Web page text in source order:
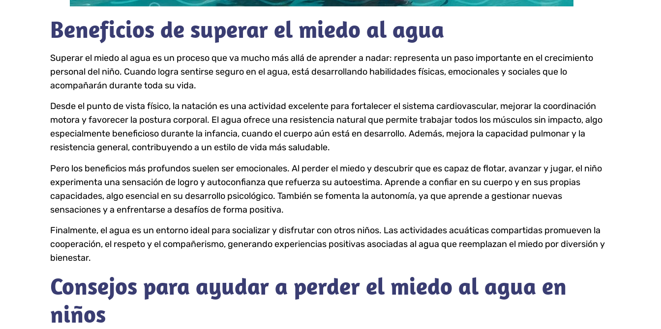
Beneficios de superar el miedo al agua
Superar el miedo al agua es un proceso que va mucho más allá de aprender a nadar: representa un paso importante en el crecimiento
personal del niño. Cuando logra sentirse seguro en el agua, está desarrollando habilidades físicas, emocionales y sociales que lo
acompañarán durante toda su vida.
Desde el punto de vista físico, la natación es una actividad excelente para fortalecer el sistema cardiovascular, mejorar la coordinación
motora y favorecer la postura corporal. El agua ofrece una resistencia natural que permite trabajar todos los músculos sin impacto, algo
especialmente beneficioso durante la infancia, cuando el cuerpo aún está en desarrollo. Además, mejora la capacidad pulmonar y la
resistencia general, contribuyendo a un estilo de vida más saludable.
Pero los beneficios más profundos suelen ser emocionales. Al perder el miedo y descubrir que es capaz de flotar, avanzar y jugar, el niño
experimenta una sensación de logro y autoconfianza que refuerza su autoestima. Aprende a confiar en su cuerpo y en sus propias
capacidades, algo esencial en su desarrollo psicológico. También se fomenta la autonomía, ya que aprende a gestionar nuevas
sensaciones y a enfrentarse a desafíos de forma positiva.
Finalmente, el agua es un entorno ideal para socializar y disfrutar con otros niños. Las actividades acuáticas compartidas promueven la
cooperación, el respeto y el compañerismo, generando experiencias positivas asociadas al agua que reemplazan el miedo por diversión y
bienestar.
Consejos para ayudar a perder el miedo al agua en
niños